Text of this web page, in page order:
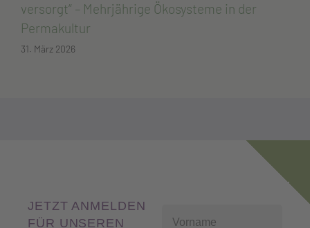
versorgt“ – Mehrjährige Ökosysteme in der
Permakultur
31. März 2026
JETZT ANMELDEN
FÜR UNSEREN